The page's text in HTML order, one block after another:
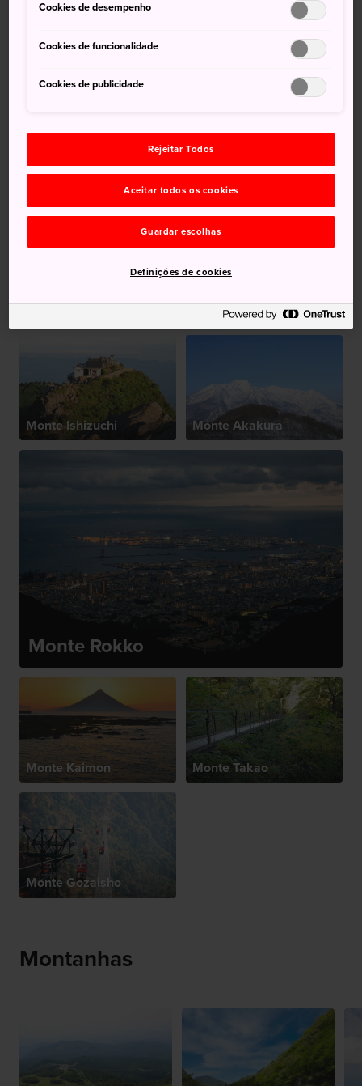
Monte Bandai
Monte Nokogiri
Monte Ishizuchi Monte Akakura
Monte Rokko
Monte Kaimon Monte Takao
Monte Gozaisho
Montanhas
Cookies de desempenho
Cookies de funcionalidade
Cookies de publicidade
Rejeitar Todos
Aceitar todos os cookies
Guardar escolhas
Definições de cookies